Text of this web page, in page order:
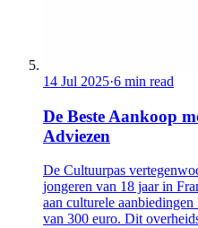
14 Jul 2025·6 min read
De Beste Aankoop
Adviezen
De Cultuurpas
jongeren van 18 jaar in
aan culturele
van 300 euro. Dit